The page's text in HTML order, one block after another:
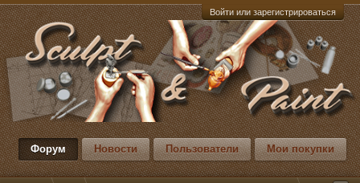
Войти или зарегистрироваться
Форум Новости Пользователи Мои покупки